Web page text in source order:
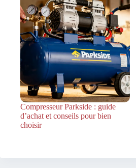
Compresseur Parkside : guide
d’achat et conseils pour bien
choisir